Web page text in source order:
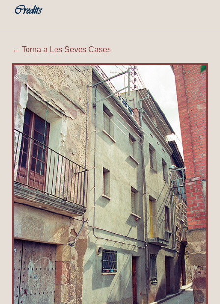
Credits
Tiurana | Cal Mosset
← Torna a Les Seves Cases